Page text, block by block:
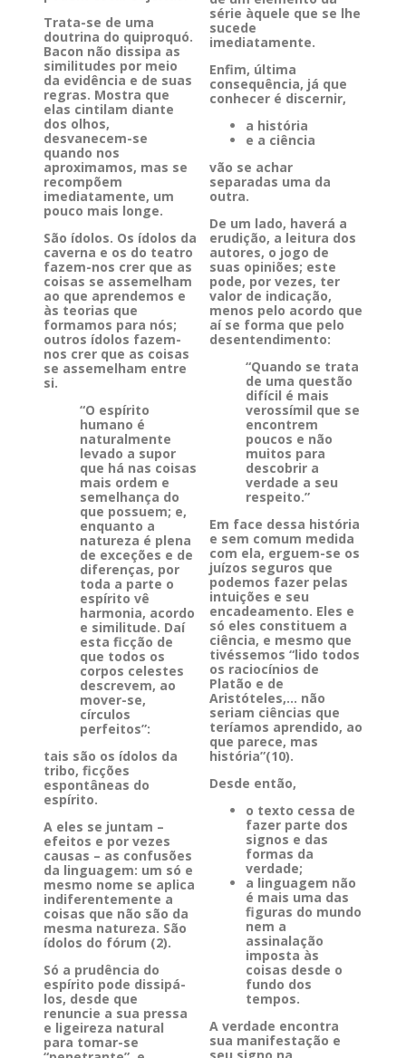
Trata-se de uma
doutrina do quiproquó.
Bacon não dissipa as
similitudes por meio
da evidência e de suas
regras. Mostra que
elas cintilam diante
dos olhos,
desvanecem-se
quando nos
aproximamos, mas se
recompõem
imediatamente, um
pouco mais longe.
São ídolos. Os ídolos da
caverna e os do teatro
fazem-nos crer que as
coisas se assemelham
ao que aprendemos e
às teorias que
formamos para nós;
outros ídolos fazem-
nos crer que as coisas
se assemelham entre
si.
“O espírito
humano é
naturalmente
levado a supor
que há nas coisas
mais ordem e
semelhança do
que possuem; e,
enquanto a
natureza é plena
de exceções e de
diferenças, por
toda a parte o
espírito vê
harmonia, acordo
e similitude. Daí
esta ficção de
que todos os
corpos celestes
descrevem, ao
mover-se,
círculos
perfeitos”:
tais são os ídolos da
tribo, ficções
espontâneas do
espírito.
A eles se juntam –
efeitos e por vezes
causas – as confusões
da linguagem: um só e
mesmo nome se aplica
indiferentemente a
coisas que não são da
mesma natureza. São
ídolos do fórum (2).
Só a prudência do
espírito pode dissipá-
los, desde que
renuncie a sua pressa
e ligeireza natural
para tomar-se
série àquele que se lhe
sucede
imediatamente.
Enfim, última
consequência, já que
conhecer é discernir,
a história
e a ciência
vão se achar
separadas uma da
outra.
De um lado, haverá a
erudição, a leitura dos
autores, o jogo de
suas opiniões; este
pode, por vezes, ter
valor de indicação,
menos pelo acordo que
aí se forma que pelo
desentendimento:
“Quando se trata
de uma questão
difícil é mais
verossímil que se
encontrem
poucos e não
muitos para
descobrir a
verdade a seu
respeito.”
Em face dessa história
e sem comum medida
com ela, erguem-se os
juízos seguros que
podemos fazer pelas
intuições e seu
encadeamento. Eles e
só eles constituem a
ciência, e mesmo que
tivéssemos “lido todos
os raciocínios de
Platão e de
Aristóteles,… não
seriam ciências que
teríamos aprendido, ao
que parece, mas
história”(10).
Desde então,
o texto cessa de
fazer parte dos
signos e das
formas da
verdade;
a linguagem não
é mais uma das
figuras do mundo
nem a
assinalação
imposta às
coisas desde o
fundo dos
tempos.
A verdade encontra
sua manifestação e